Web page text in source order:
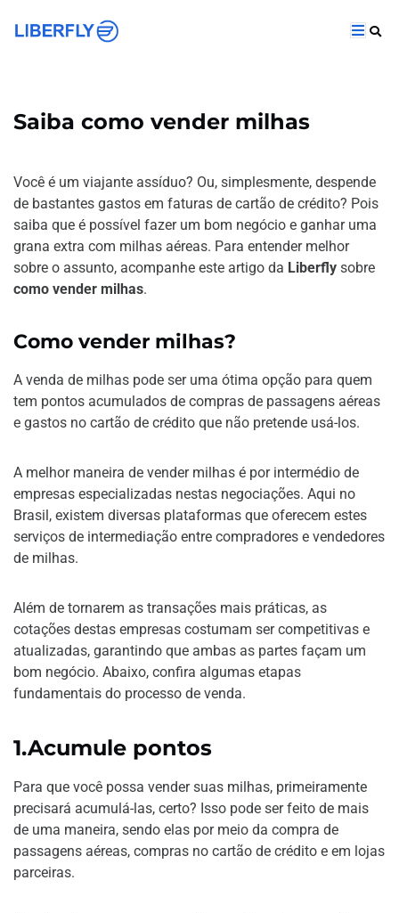
Saiba como vender milhas
Você é um viajante assíduo? Ou, simplesmente, despende
de bastantes gastos em faturas de cartão de crédito? Pois
saiba que é possível fazer um bom negócio e ganhar uma
grana extra com milhas aéreas. Para entender melhor
sobre o assunto, acompanhe este artigo da Liberfly sobre
como vender milhas.
Como vender milhas?
A venda de milhas pode ser uma ótima opção para quem
tem pontos acumulados de compras de passagens aéreas
e gastos no cartão de crédito que não pretende usá-los.
A melhor maneira de vender milhas é por intermédio de
empresas especializadas nestas negociações. Aqui no
Brasil, existem diversas plataformas que oferecem estes
serviços de intermediação entre compradores e vendedores
de milhas.
Além de tornarem as transações mais práticas, as
cotações destas empresas costumam ser competitivas e
atualizadas, garantindo que ambas as partes façam um
bom negócio. Abaixo, confira algumas etapas
fundamentais do processo de venda.
1.Acumule pontos
Para que você possa vender suas milhas, primeiramente
precisará acumulá-las, certo? Isso pode ser feito de mais
de uma maneira, sendo elas por meio da compra de
passagens aéreas, compras no cartão de crédito e em lojas
parceiras.